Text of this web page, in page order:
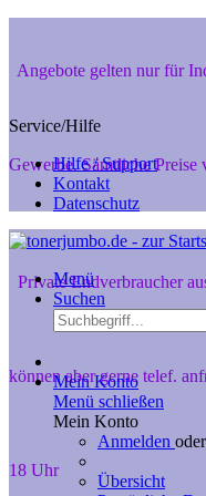
Angebote gelten nur für
Gewerbe. Sämtliche Preise
Private Endverbraucher
können aber gerne telef.
18 Uhr
Service/Hilfe
Hilfe / Support
Kontakt
Datenschutz
Menü
Suchen
Mein Konto
Menü schließen
Mein Konto
Anmelden oder
Übersicht